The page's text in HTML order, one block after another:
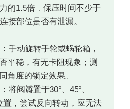
的1.5倍，保压时间不少于
接部位是否有泄漏。
手动旋转手轮或蜗轮箱，
平稳，有无卡阻现象；测
角度的锁定效果。
将阀瓣置于30°、45°、
置，尝试反向转动，应无法